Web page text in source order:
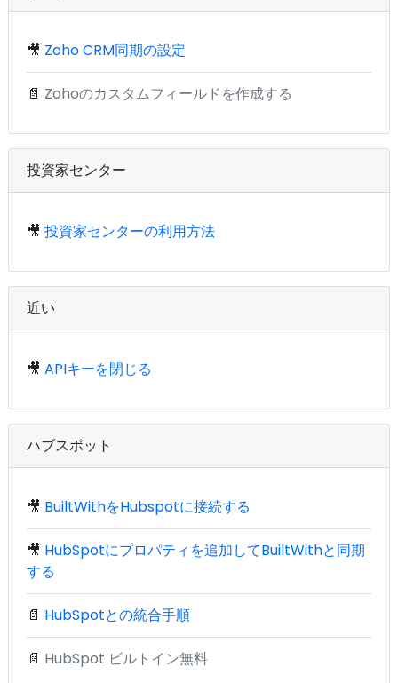
🎥 Zoho CRM同期の設定
📄 Zohoのカスタムフィールドを作成する
投資家センター
🎥 投資家センターの利用方法
近い
🎥 APIキーを閉じる
ハブスポット
🎥 BuiltWithをHubspotに接続する
🎥 HubSpotにプロパティを追加してBuiltWithと同期
する
📄 HubSpotとの統合手順
📄 HubSpot ビルトイン無料